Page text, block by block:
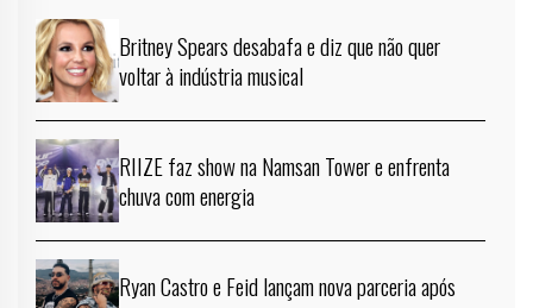
Britney Spears desabafa e diz que não quer
voltar à indústria musical
RIIZE faz show na Namsan Tower e enfrenta
chuva com energia
Ryan Castro e Feid lançam nova parceria após